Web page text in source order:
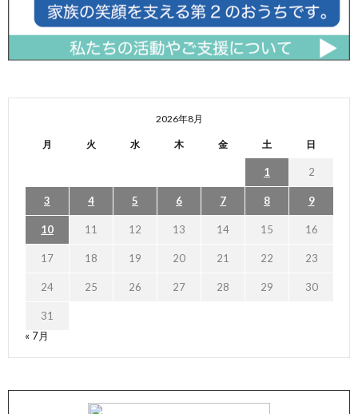
2026年8月
月 火 水 木 金 土 日
1 2
3 4 5 6 7 8 9
10 11 12 13 14 15 16
17 18 19 20 21 22 23
24 25 26 27 28 29 30
31
« 7月